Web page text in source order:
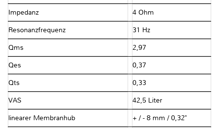
Impedanz 4 Ohm
Resonanzfrequenz 31 Hz
Qms 2,97
Qes 0,37
Qts 0,33
VAS 42,5 Liter
linearer Membranhub + / - 8 mm / 0,32"